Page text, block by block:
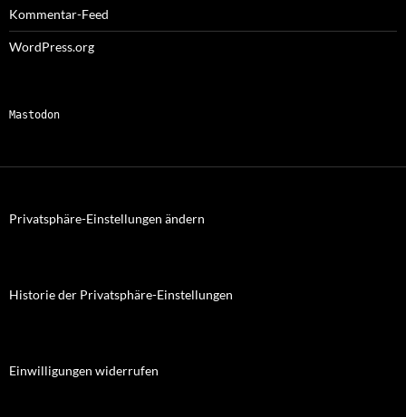
Kommentar-Feed
WordPress.org
Mastodon
Privatsphäre-Einstellungen ändern
Historie der Privatsphäre-Einstellungen
Einwilligungen widerrufen